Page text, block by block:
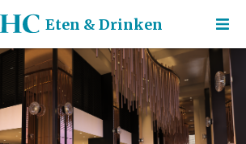
Eten & Drinken